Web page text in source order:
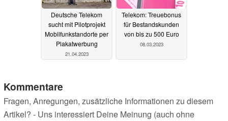
Deutsche Telekom
sucht mit Pilotprojekt
Mobilfunkstandorte per
Plakatwerbung
21.04.2023
Telekom: Treuebonus
für Bestandskunden
von bis zu 500 Euro
08.03.2023
Kommentare
Fragen, Anregungen, zusätzliche Informationen zu diesem
Artikel? - Uns interessiert Deine Meinung (auch ohne